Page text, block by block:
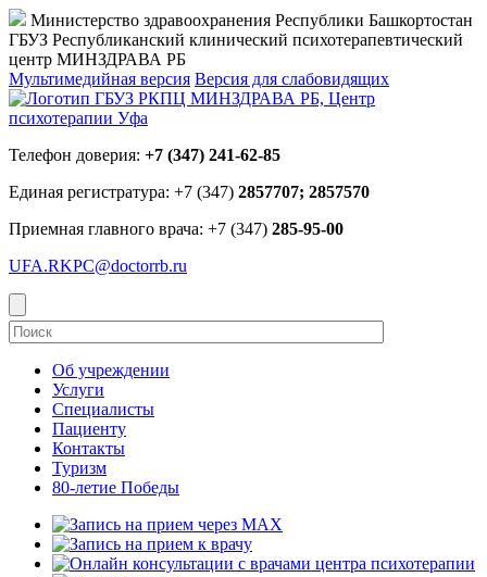
Министерство здравоохранения Республики Башкортостан
ГБУЗ Республиканский клинический психотерапевтический
центр МИНЗДРАВА РБ
Мультимедийная версия Версия для слабовидящих
Телефон доверия: +7 (347) 241-62-85
Единая регистратура: +7 (347) 2857707; 2857570
Приемная главного врача: +7 (347) 285-95-00
UFA.RKPC@doctorrb.ru
Об учреждении
Услуги
Специалисты
Пациенту
Контакты
Туризм
80-летие Победы